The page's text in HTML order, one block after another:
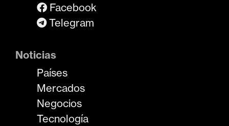
Facebook
Telegram
Noticias
Países
Mercados
Negocios
Tecnología